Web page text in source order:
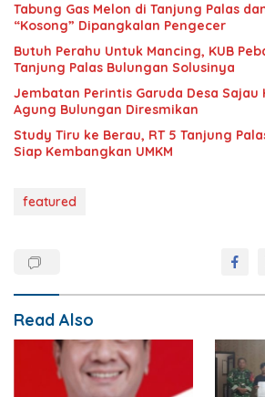
Tabung Gas Melon di Tanjung Palas
“Kosong” Dipangkalan Pengecer
Butuh Perahu Untuk Mancing, KUB
Tanjung Palas Bulungan Solusinya
Jembatan Perintis Garuda Desa Sajau
Agung Bulungan Diresmikan
Study Tiru ke Berau, RT 5 Tanjung
Siap Kembangkan UMKM
featured
Read Also